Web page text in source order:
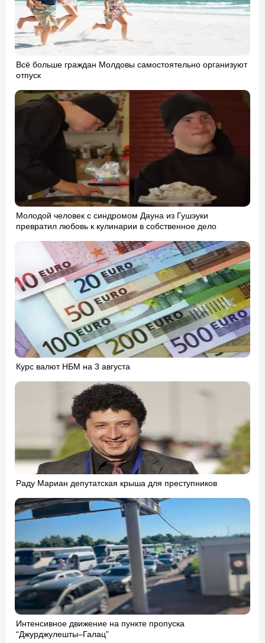
Всё больше граждан Молдовы самостоятельно организуют
отпуск
Молодой человек с синдромом Дауна из Гушэуки
превратил любовь к кулинарии в собственное дело
Курс валют НБМ на 3 августа
Раду Мариан депутатская крыша для преступников
Интенсивное движение на пункте пропуска
“Джурджулешты–Галац”